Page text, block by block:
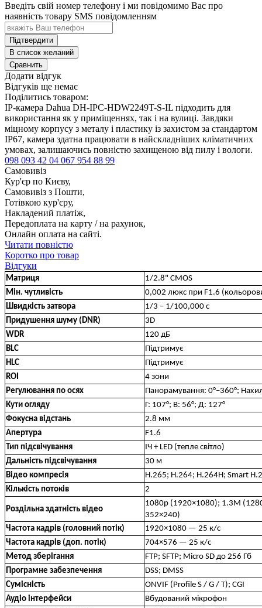
Введіть свій номер телефону і ми повідомимо Вас про
наявність товару SMS повідомленням
Підтвердити
В список желаний
Сравнить
Додати відгук
Відгуків ще немає
Поділитись товаром:
IP-камера Dahua DH-IPC-HDW2249T-S-IL підходить для
використання як у приміщеннях, так і на вулиці. Завдяки
міцному корпусу з металу і пластику із захистом за стандартом
IP67, камера здатна працювати в найскладніших кліматичних
умовах, залишаючись повністю захищеною від пилу і вологи.
098 093 42 04 067 954 88 99
Самовивіз
Кур'єр по Києву,
Самовивіз з Пошти,
Готівкою кур'єру,
Накладений платіж,
Передоплата на карту / на рахунок,
Онлайн оплата на сайті.
Читати повністю
Коротко про товар
Відгуки
Матриця
1/2.8" CMOS
Мін. чутливість
0,002 люкс при F1.6
Швидкість затвора
1/3 – 1/100,000 с
Придушення шуму (DNR)
3D
WDR
120 дБ
BLC
Підтримує
HLC
Підтримує
ROI
4 зони
Регулювання по осях
Панорамування: 0°–360°;
Кути огляду
Г: 107°; В: 56°; Д: 127°
Фокусна відстань
2.8 мм
Апертура
F1.6
Тип підсвічування
ІЧ + LED (тепле світло)
Дальність підсвічування
30 м
Відео компресія
H.265; H.264; H.264H; Smart
Кількість потоків
2
Роздільна здатність відео
1080p (1920×1080); 1.3M
352×240)
Частота кадрів (головний потік)
1920×1080 — 25 к/с
Частота кадрів (доп. потік)
704×576 — 25 к/с
Метод зберігання
FTP; SFTP; Micro SD до 256 Гб
Програмне забезпечення
DSS; DMSS
Сумісність
ONVIF (Profile S / G / T); CGI
Аудіо інтерфейси
Вбудований мікрофон